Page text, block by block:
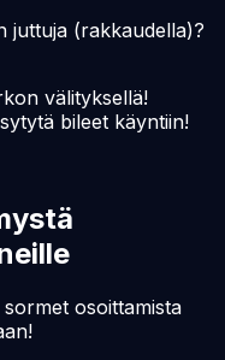
juttuja (rakkaudella)?
välityksellä!
bileet käyntiin!
osoittamista